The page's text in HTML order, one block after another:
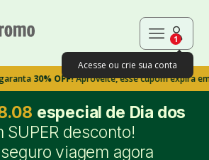
1
Acesse ou crie sua conta
30% OFF!Aproveite, esse cupom expira em 9m39s
especial de Dia dos
SUPER desconto!
viagem agora